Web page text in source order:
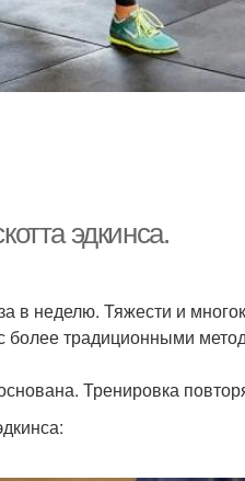
эдкинса.
в неделю. Тяжести и
более традиционными
Тренировка